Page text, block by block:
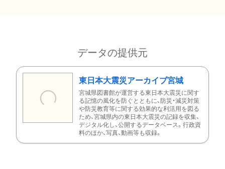
データの提供元
東日本大震災アーカイブ宮城
宮城県図書館が運営する東日本大震災に関す
る記憶の風化を防ぐとともに、防災・減災対策
や防災教育等に関する効果的な利活用を図る
ため、宮城県内の東日本大震災の記録を収集、
デジタル化し、公開するデータベース。行政資
料のほか、写真、動画等も収録。